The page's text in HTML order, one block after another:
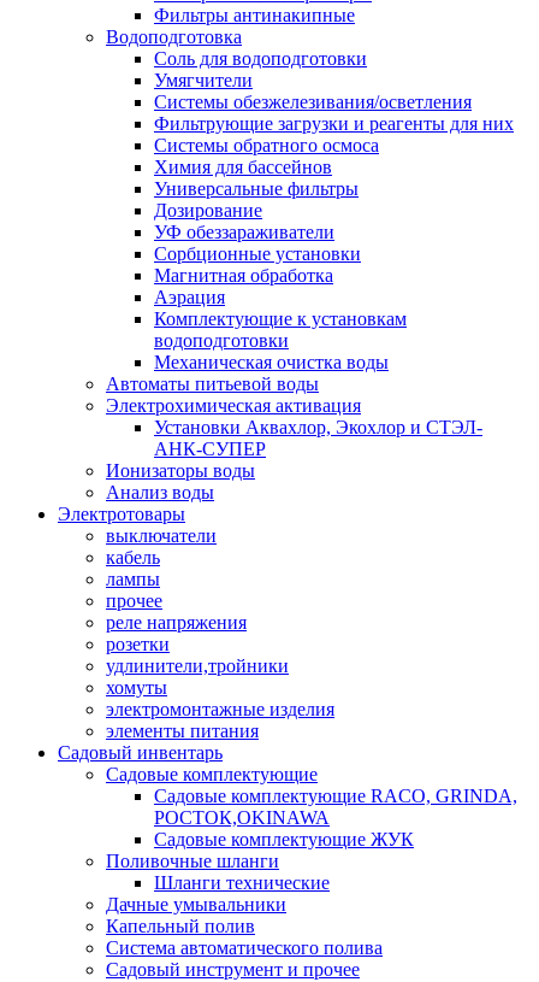
Фильтры антинакипные
Водоподготовка
Соль для водоподготовки
Умягчители
Системы обезжелезивания/осветления
Фильтрующие загрузки и реагенты для них
Системы обратного осмоса
Химия для бассейнов
Универсальные фильтры
Дозирование
УФ обеззараживатели
Сорбционные установки
Магнитная обработка
Аэрация
Комплектующие к установкам
водоподготовки
Механическая очистка воды
Автоматы питьевой воды
Электрохимическая активация
Установки Аквахлор, Экохлор и СТЭЛ-
АНК-СУПЕР
Ионизаторы воды
Анализ воды
Электротовары
выключатели
кабель
лампы
прочее
реле напряжения
розетки
удлинители,тройники
хомуты
электромонтажные изделия
элементы питания
Садовый инвентарь
Садовые комплектующие
Садовые комплектующие RACO, GRINDA,
РОСТОК,OKINAWA
Садовые комплектующие ЖУК
Поливочные шланги
Шланги технические
Дачные умывальники
Капельный полив
Система автоматического полива
Садовый инструмент и прочее